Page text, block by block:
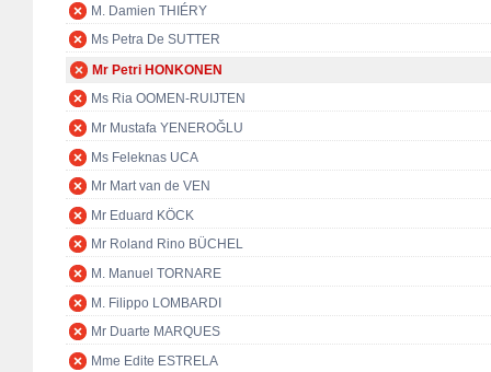
M. Damien THIÉRY
Ms Petra De SUTTER
Mr Petri HONKONEN
Ms Ria OOMEN-RUIJTEN
Mr Mustafa YENEROĞLU
Ms Feleknas UCA
Mr Mart van de VEN
Mr Eduard KÖCK
Mr Roland Rino BÜCHEL
M. Manuel TORNARE
M. Filippo LOMBARDI
Mr Duarte MARQUES
Mme Edite ESTRELA